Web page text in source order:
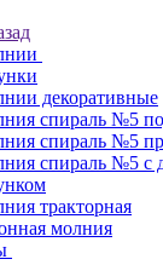
декоративные
спираль №5
спираль №5
спираль №5 с
тракторная
молния